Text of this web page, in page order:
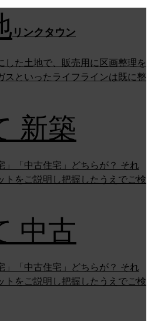
リンクタウン
した土地で、販売用に区画整理を
スといったライフラインは既に整
新築
」「中古住宅」どちらが？ それ
トをご説明し把握したうえでご検
中古
」「中古住宅」どちらが？ それ
トをご説明し把握したうえでご検